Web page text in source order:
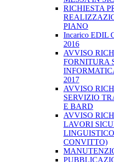
RICHIESTA
PIANO
Incarico EDIL
2016
AVVISO
FORNITURA
2017
AVVISO
SERVIZIO
E BARD
AVVISO
LAVORI
CONVITTO)